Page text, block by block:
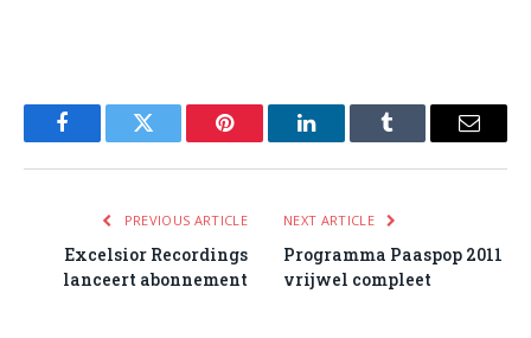
FacebookTwitter Pinterest LinkedInTumblr Email
PREVIOUS ARTICLE
Excelsior Recordings
lanceert abonnement
NEXT ARTICLE
Programma Paaspop 2011
vrijwel compleet